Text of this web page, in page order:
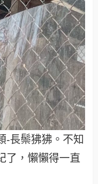
-長鬃狒狒。不知
了，懶懶得一直